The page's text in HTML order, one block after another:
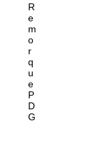
R
e
m
o
r
q
u
e
P
D
G